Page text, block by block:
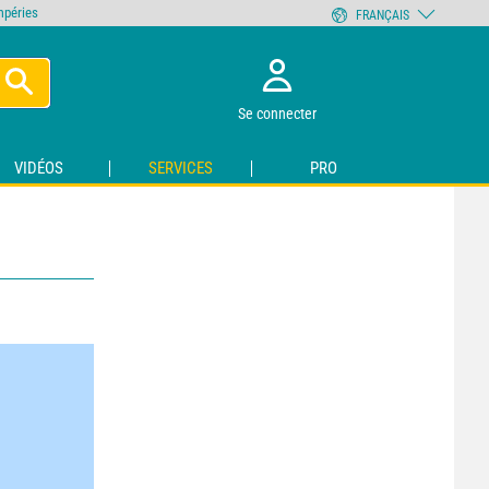
Se connecter
VIDÉOS SERVICES PRO
FRANÇAIS